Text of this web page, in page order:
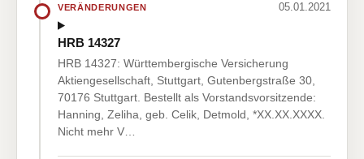
VERÄNDERUNGEN 05.01.2021
HRB 14327
HRB 14327: Württembergische Versicherung
Aktiengesellschaft, Stuttgart, Gutenbergstraße 30,
70176 Stuttgart. Bestellt als Vorstandsvorsitzende:
Hanning, Zeliha, geb. Celik, Detmold, *XX.XX.XXXX.
Nicht mehr V…